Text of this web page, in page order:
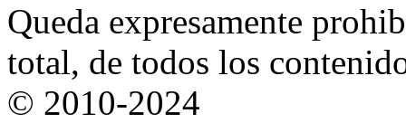
Queda expresamente
total, de todos los
© 2010-2024